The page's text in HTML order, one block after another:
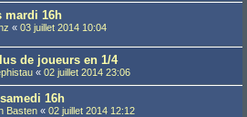
mardi 16h
« 03 juillet 2014 10:04
de joueurs en 1/4
« 02 juillet 2014 23:06
16h
Basten « 02 juillet 2014 12:12